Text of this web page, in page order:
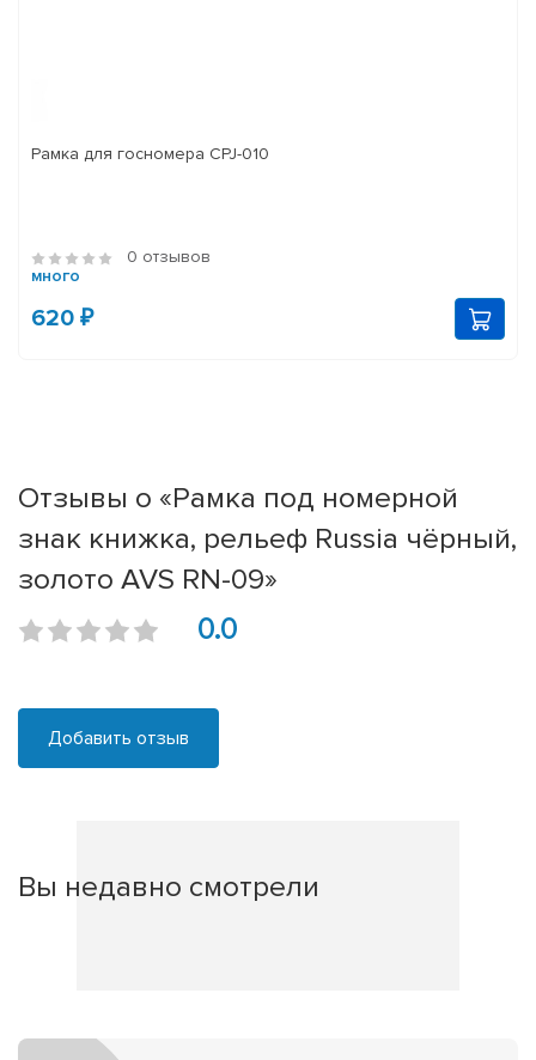
Рамка для госномера CPJ-010
0 отзывов
много
620 ₽
Отзывы о «Рамка под номерной
знак книжка, рельеф Russia чёрный,
золото AVS RN-09»
0.0
Добавить отзыв
Вы недавно смотрели